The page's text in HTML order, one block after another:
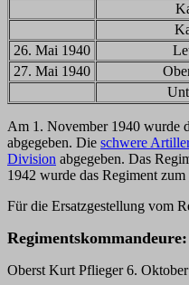
26. Mai 1940
27. Mai 1940
Am 1. November 1940 wurde
abgegeben. Die schwere
Division abgegeben. Das
1942 wurde das Regiment zum
Für die Ersatzgestellung vom
Regimentskommandeure:
Oberst Kurt Pflieger 6.